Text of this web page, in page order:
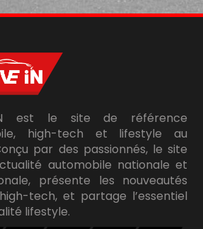
est le site de référence
high-tech et lifestyle au
par des passionnés, le site
automobile nationale et
présente les nouveautés
tech, et partage l’essentiel
lifestyle.